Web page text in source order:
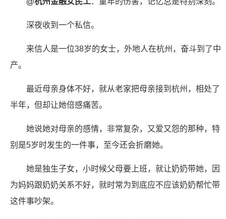
深夜收到一个私信。
来信人是一位38岁的女士，外地人在杭州，奋斗到了中
产。
最近母亲身体不好，就从老家把母亲接到杭州，相处了
半年，但却让她倍感痛苦。
她说她对母亲的感情，非常复杂，又爱又怨的那种，特
别是5岁时发生的一件事，至今还会折磨她。
她是独生子女，小时候父母要上班，就让奶奶带她，因
为妈妈跟奶奶关系不好，就时常为到底应不应该奶奶帮忙带
这件事吵架。